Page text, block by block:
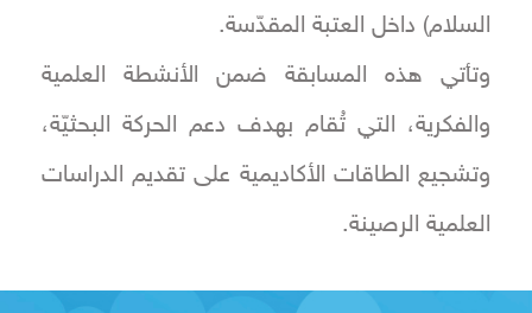
السلام) داخل العتبة المقدّسة.
وتأتي هذه المسابقة ضمن الأنشطة العلمية
والفكرية، التي تُقام بهدف دعم الحركة البحثيّة،
وتشجيع الطاقات الأكاديمية على تقديم الدراسات
العلمية الرصينة.